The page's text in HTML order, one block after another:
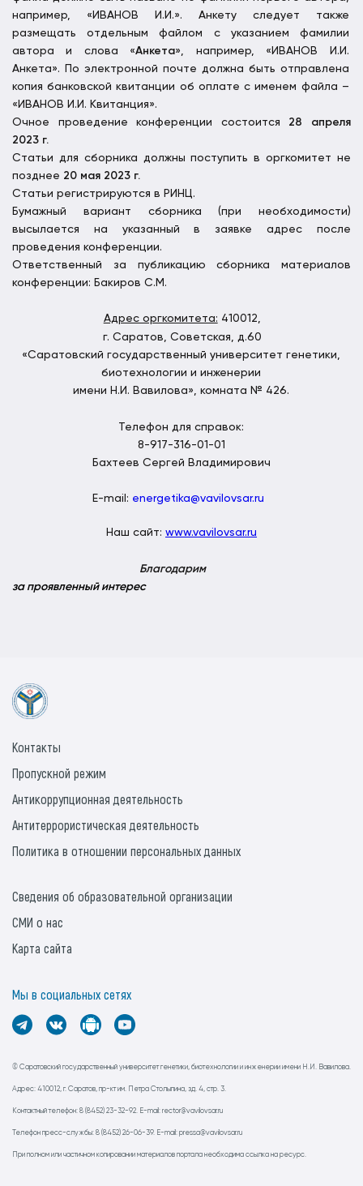
например, «ИВАНОВ И.И.». Анкету следует также
размещать отдельным файлом с указанием фамилии
автора и слова «Анкета», например, «ИВАНОВ И.И.
Анкета». По электронной почте должна быть отправлена
копия банковской квитанции об оплате с именем файла –
«ИВАНОВ И.И. Квитанция».
Очное проведение конференции состоится 28 апреля
2023 г.
Статьи для сборника должны поступить в оргкомитет не
позднее 20 мая 2023 г.
Статьи регистрируются в РИНЦ.
Бумажный вариант сборника (при необходимости)
высылается на указанный в заявке адрес после
проведения конференции.
Ответственный за публикацию сборника материалов
конференции: Бакиров С.М.
Адрес оргкомитета: 410012,
г. Саратов, Советская, д.60
«Саратовский государственный университет генетики,
биотехнологии и инженерии
имени Н.И. Вавилова», комната № 426.
Телефон для справок:
8-917-316-01-01
Бахтеев Сергей Владимирович
E-mail: energetika@vavilovsar.ru
Наш сайт: www.vavilovsar.ru
Благодарим
за проявленный интерес
© Саратовский государственный университет генетики, биотехнологии и инженерии имени Н.И. Вавилова.
Адрес: 410012, г. Саратов, пр-кт им. Петра Столыпина, зд. 4, стр. 3.
Контактный телефон: 8 (8452) 23-32-92. E-mail: rector@vavilovsar.ru
Телефон пресс-службы: 8 (8452) 26-06-39. E-mail: pressa@vavilovsar.ru
При полном или частичном копировании материалов портала необходима ссылка на ресурс.
Контакты
Пропускной режим
Антикоррупционная деятельность
Антитеррористическая деятельность
Политика в отношении персональных данных
Сведения об образовательной организации
СМИ о нас
Карта сайта
Мы в социальных сетях